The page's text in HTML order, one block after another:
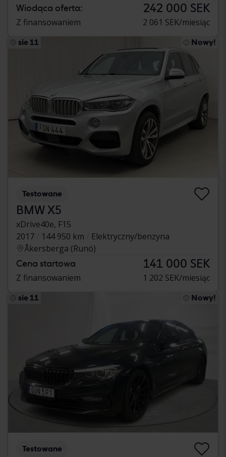
Wiodąca oferta: 242 000 SEK
Z finansowaniem 2 061 SEK/miesiąc
sie 11 Nowy!
Testowane
BMW X5
xDrive40e, F15
2017
144 950 km
Elektryczny/benzyna
Åkersberga (Runö)
Cena startowa 141 000 SEK
Z finansowaniem 1 202 SEK/miesiąc
sie 11 Nowy!
Testowane